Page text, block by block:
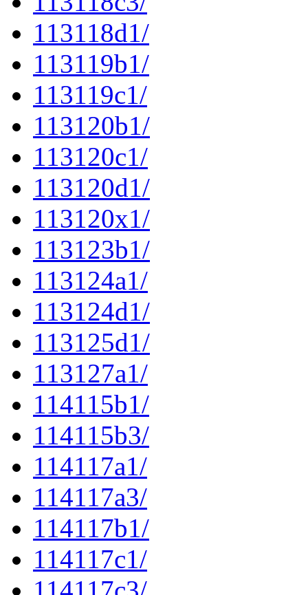
113118d1/
113119b1/
113119c1/
113120b1/
113120c1/
113120d1/
113120x1/
113123b1/
113124a1/
113124d1/
113125d1/
113127a1/
114115b1/
114115b3/
114117a1/
114117a3/
114117b1/
114117c1/